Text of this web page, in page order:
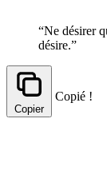
“Ne désirer
désire.”
Copier
Copié !